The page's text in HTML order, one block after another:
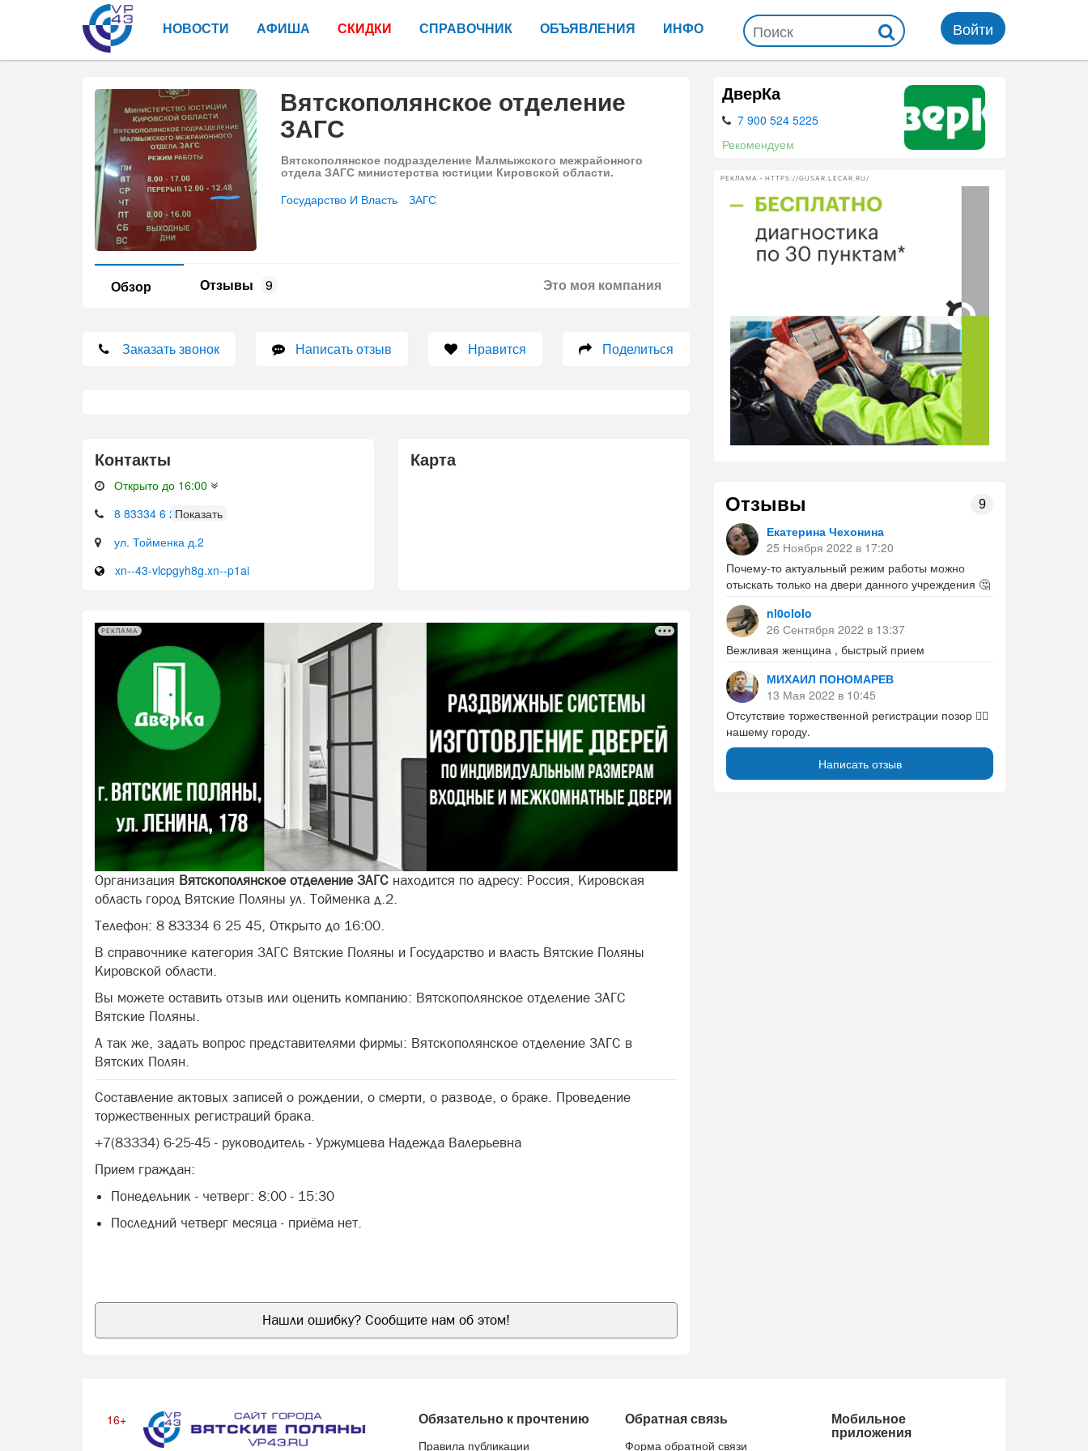
НОВОСТИ АФИША СКИДКИ СПРАВОЧНИК ОБЪЯВЛЕНИЯ ИНФО Войти
Вятскополянское отделение
ЗАГС
Вятскополянское подразделение Малмыжского межрайонного
отдела ЗАГС министерства юстиции Кировской области.
Государство И Власть ЗАГС
Это моя компания
Обзор Отзывы 9
Заказать звонок Написать отзыв Нравится Поделиться
Контакты
Открыто до 16:00
8 83334 6 25 45
ул. Тойменка д.2
xn--43-vlcpgyh8g.xn--p1ai
Карта
РЕКЛАМА
Организация Вятскополянское отделение ЗАГС находится по адресу: Россия, Кировская
область город Вятские Поляны ул. Тойменка д.2.
Телефон: 8 83334 6 25 45, Открыто до 16:00.
В справочнике категория ЗАГС Вятские Поляны и Государство и власть Вятские Поляны
Кировской области.
Вы можете оставить отзыв или оценить компанию: Вятскополянское отделение ЗАГС
Вятские Поляны.
А так же, задать вопрос представителями фирмы: Вятскополянское отделение ЗАГС в
Вятских Полян.
Составление актовых записей о рождении, о смерти, о разводе, о браке. Проведение
торжественных регистраций брака.
+7(83334) 6-25-45 - руководитель - Уржумцева Надежда Валерьевна
Прием граждан:
Понедельник - четверг: 8:00 - 15:30
Последний четверг месяца - приёма нет.
Нашли ошибку? Сообщите нам об этом!
ДверКа
7 900 524 5225
Рекомендуем
РЕКЛАМА • HTTPS://GUSAR.LECAR.RU/
Отзывы 9
Екатерина Чехонина
25 Ноября 2022 в 17:20
Почему-то актуальный режим работы можно
отыскать только на двери данного учреждения 🤔
nl0ololo
26 Сентября 2022 в 13:37
Вежливая женщина , быстрый прием
МИХАИЛ ПОНОМАРЕВ
13 Мая 2022 в 10:45
Отсутствие торжественной регистрации позор 🤦‍♂
нашему городу.
Написать отзыв
16+ Обязательно к прочтению
Правила публикации
Обратная связь
Форма обратной связи
Мобильное
приложения